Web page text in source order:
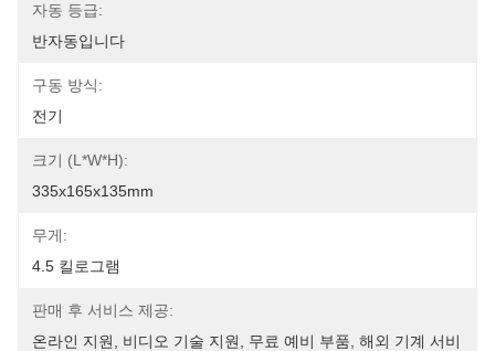
자동 등급:
반자동입니다
구동 방식:
전기
크기 (L*W*H):
335x165x135mm
무게:
4.5 킬로그램
판매 후 서비스 제공:
온라인 지원, 비디오 기술 지원, 무료 예비 부품, 해외 기계 서비